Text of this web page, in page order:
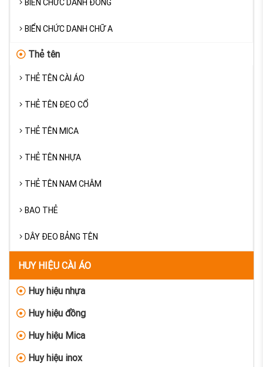
BIỂN CHỨC DANH ĐỒNG
BIỂN CHỨC DANH CHỮ A
Thẻ tên
THẺ TÊN CÀI ÁO
THẺ TÊN ĐEO CỔ
THẺ TÊN MICA
THẺ TÊN NHỰA
THẺ TÊN NAM CHÂM
BAO THẺ
DÂY ĐEO BẢNG TÊN
HUY HIỆU CÀI ÁO
Huy hiệu nhựa
Huy hiệu đồng
Huy hiệu Mica
Huy hiệu inox